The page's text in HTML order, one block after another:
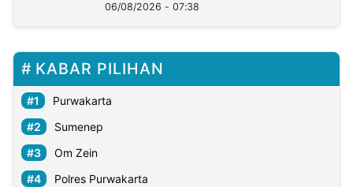
06/08/2026 - 07:38
KABAR PILIHAN
Purwakarta
Sumenep
Om Zein
Polres Purwakarta